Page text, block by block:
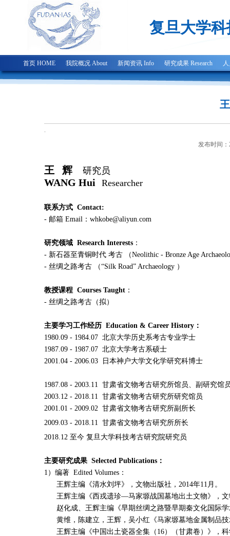
复旦大学
首页 HOME 我院概况 About 新闻资讯 Info 研究成果 Research
.
发布时间
王 辉 研究员
WANG Hui Researcher
联系方式 Contact:
- 邮箱 Email ：whkobe@aliyun.com
研究领域 Research Interests ：
- 新石器至青铜时代 考古 （Neolithic - Bronze Age
- 丝绸之路考古 （“Silk Road” Archaeology ）
教授课程 Courses Taught ：
- 丝绸之路考古（拟）
主要学习工作经历 Education & Career History：
1980.09 - 1984.07 北京大学历史系考古专业学士
1987.09 - 1987.07 北京大学考古系硕士
2001.04 - 2006.03 日本神户大学文化学研究科博士
1987.08 - 2003.11 甘肃省文物考古研究所馆员、副研究馆
2003.12 - 2018.11 甘肃省文物考古研究所研究馆员
2001.01 - 2009.02 甘肃省文物考古研究所副所长
2009.03 - 2018.11 甘肃省文物考古研究所所长
2018.12 至今 复旦大学科技考古研究院研究员
主要研究成果 Selected Publications：
1）编著 Edited Volumes：
王辉主编《清水刘坪》，文物出版社，2014年11月。
王辉主编《西戎遗珍—马家塬战国墓地出土文物》，文
赵化成、王辉主编《早期丝绸之路暨早期秦文化国际学
黄维，陈建立，王辉，吴小红《马家塬墓地金属制品
王辉主编《中国出土瓷器全集（16）（甘肃卷）》，科